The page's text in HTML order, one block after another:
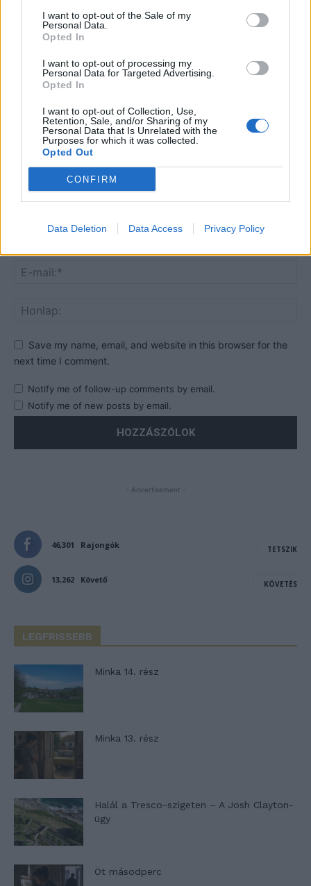
I want to opt-out of the Sale of my
Personal Data.
Opted In
I want to opt-out of processing my
Personal Data for Targeted Advertising.
Opted In
I want to opt-out of Collection, Use,
Retention, Sale, and/or Sharing of my
Personal Data that Is Unrelated with the
Purposes for which it was collected.
Opted Out
CONFIRM
Data Deletion Data Access Privacy Policy
HOZZÁSZÓLOK A CIKKHEZ
Save my name, email, and website in this browser for the
next time I comment.
Notify me of follow-up comments by email.
Notify me of new posts by email.
- Advertisement -
46,301 Rajongók TETSZIK
13,262 Követő KÖVETÉS
LEGFRISSEBB
Minka 14. rész
Minka 13. rész
Halál a Tresco-szigeten – A Josh Clayton-
ügy
Öt másodperc